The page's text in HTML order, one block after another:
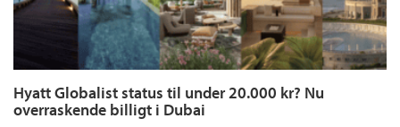
Hyatt Globalist status til under 20.000 kr? Nu
overraskende billigt i Dubai